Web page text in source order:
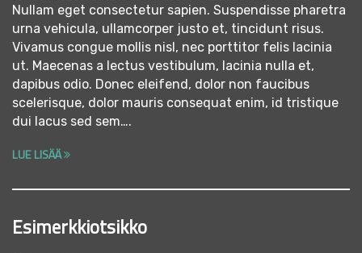
Nullam eget consectetur sapien. Suspendisse pharetra
urna vehicula, ullamcorper justo et, tincidunt risus.
Vivamus congue mollis nisl, nec porttitor felis lacinia
ut. Maecenas a lectus vestibulum, lacinia nulla et,
dapibus odio. Donec eleifend, dolor non faucibus
scelerisque, dolor mauris consequat enim, id tristique
dui lacus sed sem….
LUE LISÄÄ
Esimerkkiotsikko